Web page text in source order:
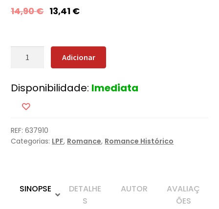
14,90€ 13,41 €
Quantidade
Generais
Adicionar
Disponibilidade: Imediata
REF:637910
Categorias: LPF, Romance, Romance Histórico
SINOPSE
DETALHE
S
AUTOR
AVALIAÇ
ÕES